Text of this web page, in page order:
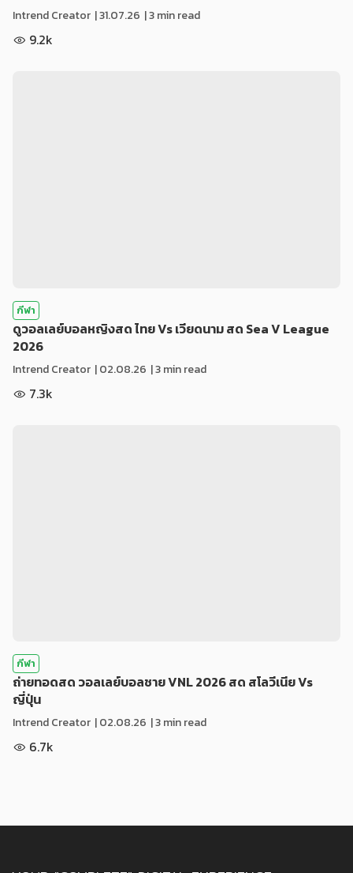
Intrend Creator |31.07.26 | 3 min read
9.2k
กีฬา
ดูวอลเลย์บอลหญิงสด ไทย Vs เวียดนาม สด Sea V League
2026
Intrend Creator |02.08.26 | 3 min read
7.3k
กีฬา
ถ่ายทอดสด วอลเลย์บอลชาย VNL 2026 สด สโลวีเนีย Vs
ญี่ปุ่น
Intrend Creator |02.08.26 | 3 min read
6.7k